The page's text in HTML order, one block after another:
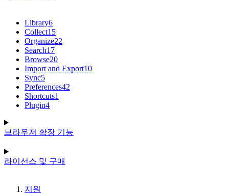
Library6
Collect15
Organize22
Search17
Browse20
Import and Export10
Sync5
Preferences42
Shortcuts1
Plugin4
브라우저 확장 기능
라이선스 및 구매
지원